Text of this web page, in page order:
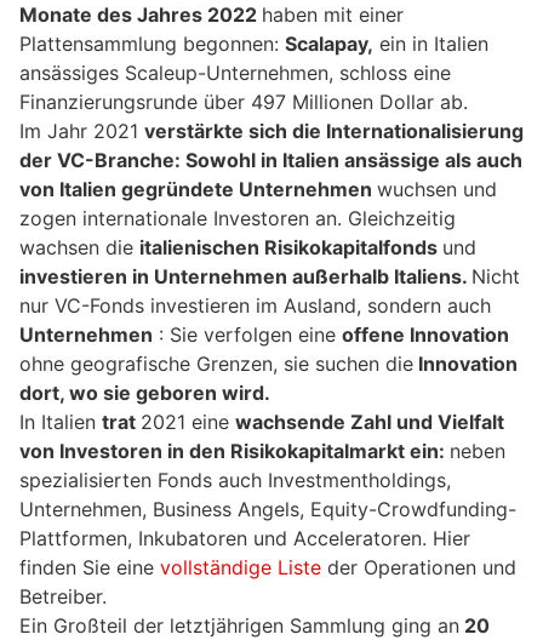
Monate des Jahres 2022 haben mit einer
Plattensammlung begonnen: Scalapay, ein in Italien
ansässiges Scaleup-Unternehmen, schloss eine
Finanzierungsrunde über 497 Millionen Dollar ab.
Im Jahr 2021 verstärkte sich die Internationalisierung
der VC-Branche: Sowohl in Italien ansässige als auch
von Italien gegründete Unternehmen wuchsen und
zogen internationale Investoren an. Gleichzeitig
wachsen die italienischen Risikokapitalfonds und
investieren in Unternehmen außerhalb Italiens. Nicht
nur VC-Fonds investieren im Ausland, sondern auch
Unternehmen : Sie verfolgen eine offene Innovation
ohne geografische Grenzen, sie suchen die Innovation
dort, wo sie geboren wird.
In Italien trat 2021 eine wachsende Zahl und Vielfalt
von Investoren in den Risikokapitalmarkt ein: neben
spezialisierten Fonds auch Investmentholdings,
Unternehmen, Business Angels, Equity-Crowdfunding-
Plattformen, Inkubatoren und Acceleratoren. Hier
finden Sie eine vollständige Liste der Operationen und
Betreiber.
Ein Großteil der letztjährigen Sammlung ging an 20